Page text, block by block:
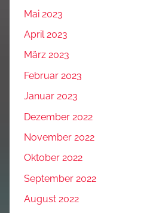
Mai 2023
April 2023
März 2023
Februar 2023
Januar 2023
Dezember 2022
November 2022
Oktober 2022
September 2022
August 2022